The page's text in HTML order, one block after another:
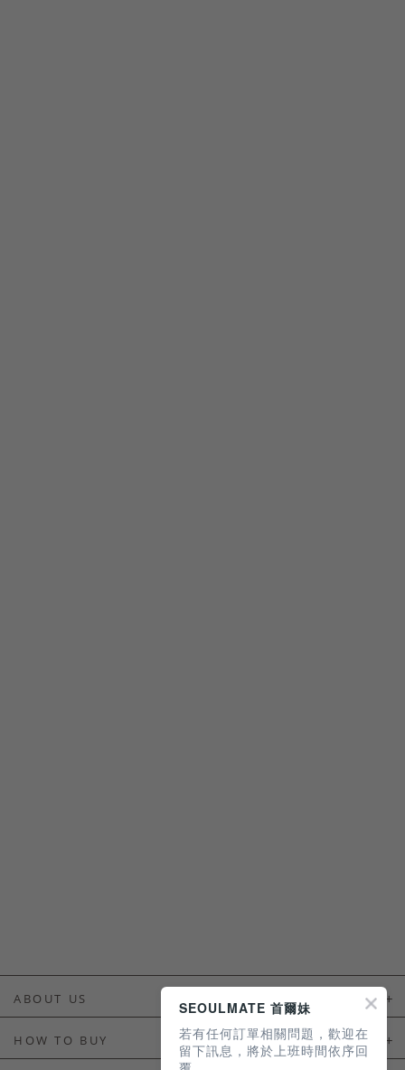
ABOUT US
HOW TO BUY
SEOULMATE 首爾妹
若有任何訂單相關問題，歡迎在
留下訊息，將於上班時間依序回